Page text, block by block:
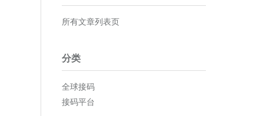
所有文章列表页
分类
全球接码
接码平台